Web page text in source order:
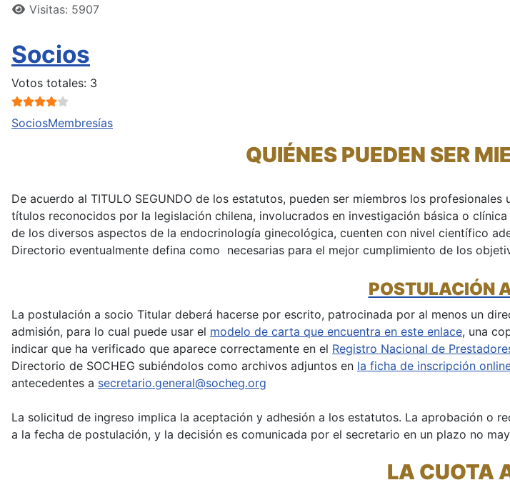
Visitas: 5907
Socios
Ratio: 4/5
Votos totales: 3
SociosMembresías
QUIÉNES PUEDEN SER
De acuerdo al TITULO SEGUNDO de los estatutos, pueden ser miembros los
títulos reconocidos por la legislación chilena, involucrados en investigación básica o
de los diversos aspectos de la endocrinología ginecológica, cuenten con nivel científico
Directorio eventualmente defina como necesarias para el mejor cumplimiento de los
POSTULACIÓN
La postulación a socio Titular deberá hacerse por escrito, patrocinada por al menos un
admisión, para lo cual puede usar el modelo de carta que encuentra en este enlace, una
indicar que ha verificado que aparece correctamente en el Registro Nacional de
Directorio de SOCHEG subiéndolos como archivos adjuntos en la ficha de inscripción
antecedentes a secretario.general@socheg.org
La solicitud de ingreso implica la aceptación y adhesión a los estatutos. La aprobación o
a la fecha de postulación, y la decisión es comunicada por el secretario en un plazo no
LA CUOTA